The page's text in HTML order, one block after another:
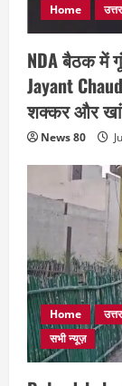
Home
NDA बैठक में
Jayant
शक्कर और
News 80
Home
सभी न्यूज़